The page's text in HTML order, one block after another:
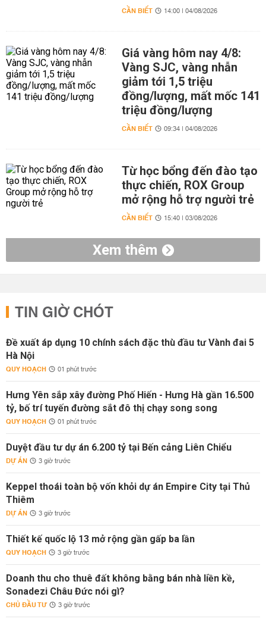
CẦN BIẾT 14:00 | 04/08/2026
Giá vàng hôm nay 4/8:
Vàng SJC, vàng nhẫn
giảm tới 1,5 triệu
đồng/lượng, mất mốc 141
triệu đồng/lượng
CẦN BIẾT 09:34 | 04/08/2026
Từ học bổng đến đào tạo
thực chiến, ROX Group
mở rộng hỗ trợ người trẻ
CẦN BIẾT 15:40 | 03/08/2026
Xem thêm
TIN GIỜ CHÓT
Đề xuất áp dụng 10 chính sách đặc thù đầu tư Vành đai 5
Hà Nội
QUY HOẠCH 01 phút trước
Hưng Yên sắp xây đường Phố Hiến - Hưng Hà gần 16.500
tỷ, bố trí tuyến đường sắt đô thị chạy song song
QUY HOẠCH 01 phút trước
Duyệt đầu tư dự án 6.200 tỷ tại Bến cảng Liên Chiểu
DỰ ÁN 3 giờ trước
Keppel thoái toàn bộ vốn khỏi dự án Empire City tại Thủ
Thiêm
DỰ ÁN 3 giờ trước
Thiết kế quốc lộ 13 mở rộng gần gấp ba lần
QUY HOẠCH 3 giờ trước
Doanh thu cho thuê đất không bằng bán nhà liền kề,
Sonadezi Châu Đức nói gì?
CHỦ ĐẦU TƯ 3 giờ trước